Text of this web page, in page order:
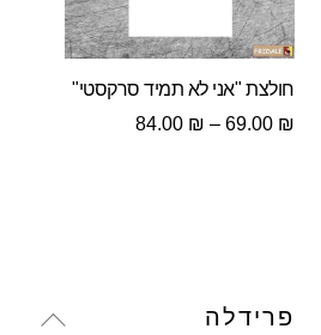
חולצת "אני לא תמיד סרקסטי"
69.00 ₪
–
84.00 ₪
טווח
Back
פרידלה